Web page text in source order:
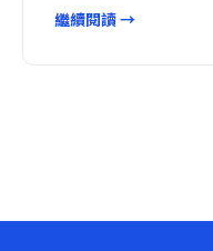
繼續閱讀 →